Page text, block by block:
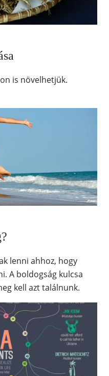
is növelhetjük.
lenni ahhoz, hogy
A boldogság kulcsa
kell azt találnunk.